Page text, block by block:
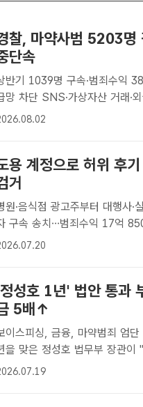
찰, 마약사범 5203명
단속
반기 1039명 구속·범죄수익
망 차단 SNS·가상자산 거래·외국인 공급
본부(국수본)에 따르면 지난 3
용 계정으로 허위 후
거
원·음식점 광고주부터 대행사·
구속 송치…범죄수익 17억 8500만 원 추징
위 후기. /부산경찰청[더팩트ㅣ
성호 1년' 법안 통과
5배↑
이스피싱, 금융, 마약범죄 엄단 친
을 맞은 정성호 법무부 장관이
민안전과 민생을 위해 성장하